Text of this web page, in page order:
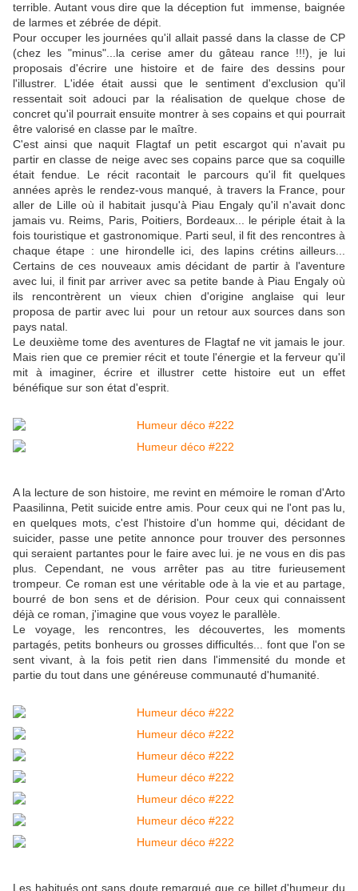
terrible. Autant vous dire que la déception fut immense, baignée
de larmes et zébrée de dépit.
Pour occuper les journées qu'il allait passé dans la classe de CP
(chez les "minus"...la cerise amer du gâteau rance !!!), je lui
proposais d'écrire une histoire et de faire des dessins pour
l'illustrer. L'idée était aussi que le sentiment d'exclusion qu'il
ressentait soit adouci par la réalisation de quelque chose de
concret qu'il pourrait ensuite montrer à ses copains et qui pourrait
être valorisé en classe par le maître.
C'est ainsi que naquit Flagtaf un petit escargot qui n'avait pu
partir en classe de neige avec ses copains parce que sa coquille
était fendue. Le récit racontait le parcours qu'il fit quelques
années après le rendez-vous manqué, à travers la France, pour
aller de Lille où il habitait jusqu'à Piau Engaly qu'il n'avait donc
jamais vu. Reims, Paris, Poitiers, Bordeaux... le périple était à la
fois touristique et gastronomique. Parti seul, il fit des rencontres à
chaque étape : une hirondelle ici, des lapins crétins ailleurs...
Certains de ces nouveaux amis décidant de partir à l'aventure
avec lui, il finit par arriver avec sa petite bande à Piau Engaly où
ils rencontrèrent un vieux chien d'origine anglaise qui leur
proposa de partir avec lui pour un retour aux sources dans son
pays natal.
Le deuxième tome des aventures de Flagtaf ne vit jamais le jour.
Mais rien que ce premier récit et toute l'énergie et la ferveur qu'il
mit à imaginer, écrire et illustrer cette histoire eut un effet
bénéfique sur son état d'esprit.
A la lecture de son histoire, me revint en mémoire le roman d'Arto
Paasilinna, Petit suicide entre amis. Pour ceux qui ne l'ont pas lu,
en quelques mots, c'est l'histoire d'un homme qui, décidant de
suicider, passe une petite annonce pour trouver des personnes
qui seraient partantes pour le faire avec lui. je ne vous en dis pas
plus. Cependant, ne vous arrêter pas au titre furieusement
trompeur. Ce roman est une véritable ode à la vie et au partage,
bourré de bon sens et de dérision. Pour ceux qui connaissent
déjà ce roman, j'imagine que vous voyez le parallèle.
Le voyage, les rencontres, les découvertes, les moments
partagés, petits bonheurs ou grosses difficultés... font que l'on se
sent vivant, à la fois petit rien dans l'immensité du monde et
partie du tout dans une généreuse communauté d'humanité.
Les habitués ont sans doute remarqué que ce billet d'humeur du